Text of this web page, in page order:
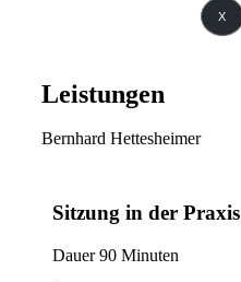
X
Leistungen
Bernhard Hettesheimer
Sitzung in der Praxis
Dauer 90 Minuten